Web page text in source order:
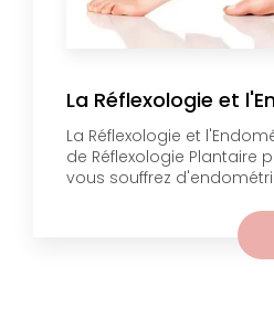
La Réflexologie et
La Réflexologie et
de Réflexologie Plantaire
vous souffrez